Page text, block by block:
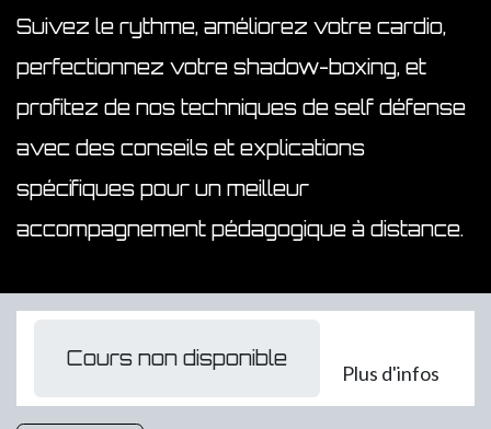
Suivez le rythme, améliorez votre cardio,
perfectionnez votre shadow-boxing, et
profitez de nos techniques de self défense
avec des conseils et explications
spécifiques pour un meilleur
accompagnement pédagogique à distance.
Cours non disponible
Plus d'infos